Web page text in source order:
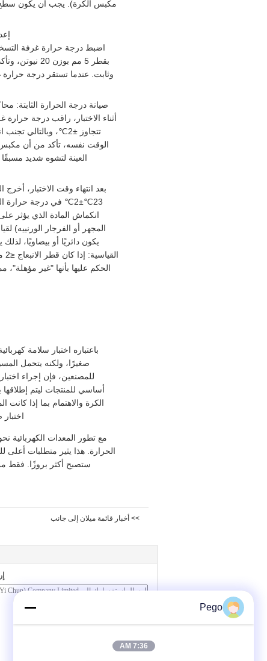
مكبس الكرة). يجب أن يكون سطح
اضبط درجة حرارة غرفة
بقطر 5 مم
وثابت. عندما تستقر درجة حرارة
صيانة درجة الحرارة الثابتة:
أثناء الاختبار، راقب درجة
تتجاوز ±2℃،
الوقت نفسه، تأكد من أن
العينة لتشوه شديد
بعد انتهاء وقت الاختبار،
23℃±2℃ في درجة
المجهر أو الفرجار الورنييه)
يكون دائريًا أو بيضاويًا،
الحكم عليها بأنها "غير مؤهلة"،
باعتباره اختبار سلامة
صغيرًا، ولكنه يتحمل
للمصنعين، فإن إجراء
أساسي للمنتجات ليتم إطلاقها
الكرة والاهتمام بما إذا
مع تطور المعدات الكهربائية
الحرارة. هذا يثير متطلبات أعلى
ستصبح أكثر بروزًا. فقط
>> أخبار قائمة ميلان إلى جانب
Pego
7:36 AM